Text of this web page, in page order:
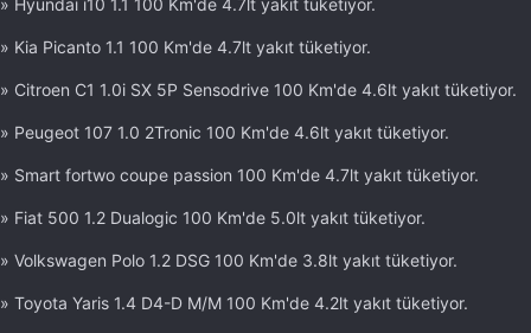
» Kia Picanto 1.1 100 Km'de 4.7lt yakıt tüketiyor.
» Citroen C1 1.0i SX 5P Sensodrive 100 Km'de 4.6lt yakıt tüketiyor.
» Peugeot 107 1.0 2Tronic 100 Km'de 4.6lt yakıt tüketiyor.
» Smart fortwo coupe passion 100 Km'de 4.7lt yakıt tüketiyor.
» Fiat 500 1.2 Dualogic 100 Km'de 5.0lt yakıt tüketiyor.
» Volkswagen Polo 1.2 DSG 100 Km'de 3.8lt yakıt tüketiyor.
» Toyota Yaris 1.4 D4-D M/M 100 Km'de 4.2lt yakıt tüketiyor.